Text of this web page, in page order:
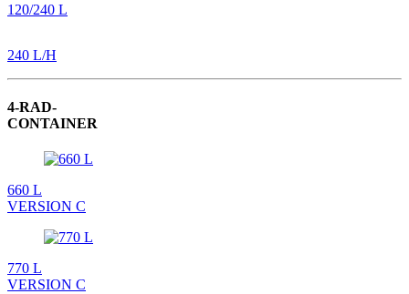
120/240 L
240 L/H
4-RAD-
CONTAINER
660 L
VERSION C
770 L
VERSION C